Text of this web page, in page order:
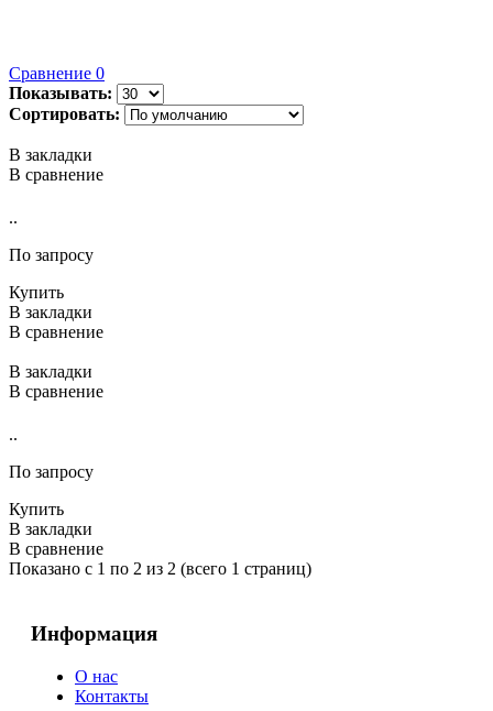
Сравнение 0
Показывать:
Сортировать:
В закладки
В сравнение
..
По запросу
Купить
В закладки
В сравнение
В закладки
В сравнение
..
По запросу
Купить
В закладки
В сравнение
Показано с 1 по 2 из 2 (всего 1 страниц)
Информация
О нас
Контакты